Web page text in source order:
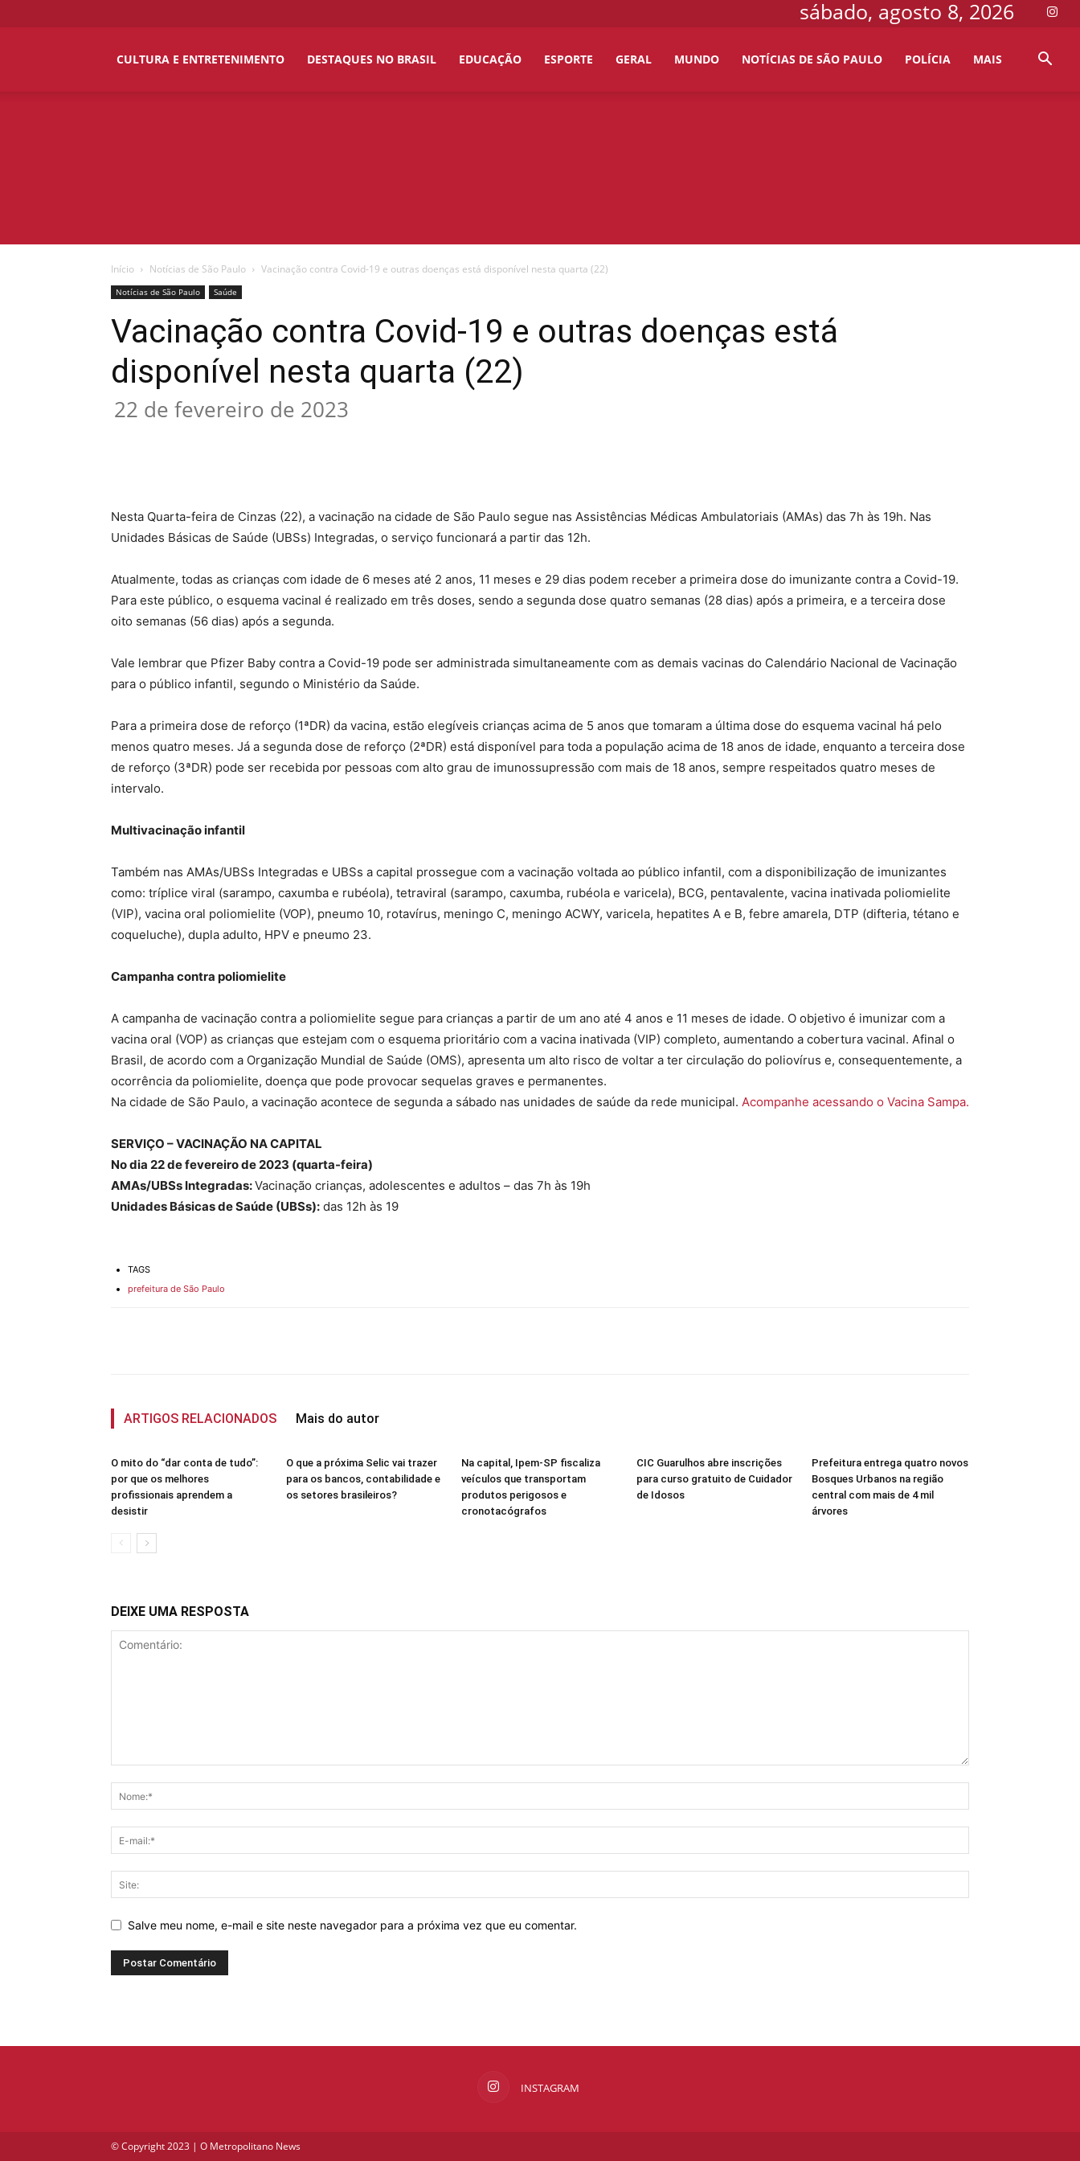
sábado, agosto 8, 2026
CULTURA E ENTRETENIMENTO DESTAQUES NO BRASIL EDUCAÇÃO ESPORTE GERAL MUNDO NOTÍCIAS DE SÃO PAULO POLÍCIA MAIS
Início Notícias de São Paulo Vacinação contra Covid-19 e outras doenças está disponível nesta quarta (22)
Notícias de São Paulo Saúde
Vacinação contra Covid-19 e outras doenças está
disponível nesta quarta (22)
22 de fevereiro de 2023
Nesta Quarta-feira de Cinzas (22), a vacinação na cidade de São Paulo segue nas Assistências Médicas Ambulatoriais (AMAs) das 7h às 19h. Nas
Unidades Básicas de Saúde (UBSs) Integradas, o serviço funcionará a partir das 12h.
Atualmente, todas as crianças com idade de 6 meses até 2 anos, 11 meses e 29 dias podem receber a primeira dose do imunizante contra a Covid-19.
Para este público, o esquema vacinal é realizado em três doses, sendo a segunda dose quatro semanas (28 dias) após a primeira, e a terceira dose
oito semanas (56 dias) após a segunda.
Vale lembrar que Pfizer Baby contra a Covid-19 pode ser administrada simultaneamente com as demais vacinas do Calendário Nacional de Vacinação
para o público infantil, segundo o Ministério da Saúde.
Para a primeira dose de reforço (1ªDR) da vacina, estão elegíveis crianças acima de 5 anos que tomaram a última dose do esquema vacinal há pelo
menos quatro meses. Já a segunda dose de reforço (2ªDR) está disponível para toda a população acima de 18 anos de idade, enquanto a terceira dose
de reforço (3ªDR) pode ser recebida por pessoas com alto grau de imunossupressão com mais de 18 anos, sempre respeitados quatro meses de
intervalo.
Multivacinação infantil
Também nas AMAs/UBSs Integradas e UBSs a capital prossegue com a vacinação voltada ao público infantil, com a disponibilização de imunizantes
como: tríplice viral (sarampo, caxumba e rubéola), tetraviral (sarampo, caxumba, rubéola e varicela), BCG, pentavalente, vacina inativada poliomielite
(VIP), vacina oral poliomielite (VOP), pneumo 10, rotavírus, meningo C, meningo ACWY, varicela, hepatites A e B, febre amarela, DTP (difteria, tétano e
coqueluche), dupla adulto, HPV e pneumo 23.
Campanha contra poliomielite
A campanha de vacinação contra a poliomielite segue para crianças a partir de um ano até 4 anos e 11 meses de idade. O objetivo é imunizar com a
vacina oral (VOP) as crianças que estejam com o esquema prioritário com a vacina inativada (VIP) completo, aumentando a cobertura vacinal. Afinal o
Brasil, de acordo com a Organização Mundial de Saúde (OMS), apresenta um alto risco de voltar a ter circulação do poliovírus e, consequentemente, a
ocorrência da poliomielite, doença que pode provocar sequelas graves e permanentes.
Na cidade de São Paulo, a vacinação acontece de segunda a sábado nas unidades de saúde da rede municipal. Acompanhe acessando o Vacina Sampa.
SERVIÇO – VACINAÇÃO NA CAPITAL
No dia 22 de fevereiro de 2023 (quarta-feira)
AMAs/UBSs Integradas:Vacinação crianças, adolescentes e adultos – das 7h às 19h
Unidades Básicas de Saúde (UBSs): das 12h às 19
TAGS
prefeitura de São Paulo
ARTIGOS RELACIONADOS Mais do autor
O mito do “dar conta de tudo”:
por que os melhores
profissionais aprendem a
desistir
O que a próxima Selic vai trazer
para os bancos, contabilidade e
os setores brasileiros?
Na capital, Ipem-SP fiscaliza
veículos que transportam
produtos perigosos e
cronotacógrafos
CIC Guarulhos abre inscrições
para curso gratuito de Cuidador
de Idosos
Prefeitura entrega quatro novos
Bosques Urbanos na região
central com mais de 4 mil
árvores
DEIXE UMA RESPOSTA
Salve meu nome, e-mail e site neste navegador para a próxima vez que eu comentar.
INSTAGRAM
© Copyright 2023 | O Metropolitano News